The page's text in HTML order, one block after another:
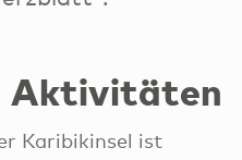
Aktivitäten
Karibikinsel ist